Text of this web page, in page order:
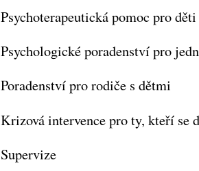
Psychoterapeutická pomoc pro děti
Psychologické poradenství pro
Poradenství pro rodiče s dětmi
Krizová intervence pro ty, kteří se
Supervize